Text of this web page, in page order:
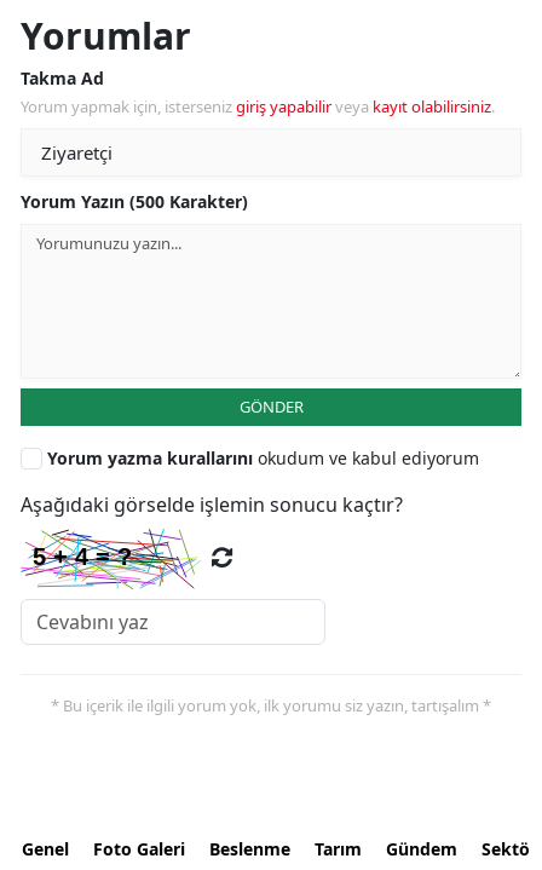
Yorumlar
Takma Ad
Yorum yapmak için, istersenizgiriş yapabilirveya kayıt olabilirsiniz.
Yorum Yazın (500 Karakter)
GÖNDER
Yorum yazma kurallarını okudum ve kabul ediyorum
Aşağıdaki görselde işlemin sonucu kaçtır?
* Bu içerik ile ilgili yorum yok, ilk yorumu siz yazın, tartışalım *
Genel Foto Galeri Beslenme Tarım Gündem